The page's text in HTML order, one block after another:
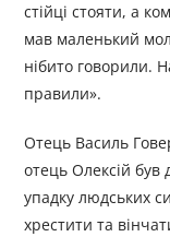
стійці стояти, а
мав маленький
нібито говорили.
правили».
Отець Василь
отець Олексій
упадку людських
хрестити та